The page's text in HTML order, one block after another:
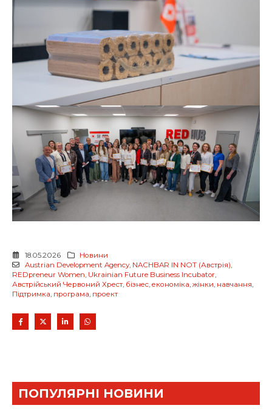
18.05.2026
Новини
Austrian Development Agency, NACHBAR IN NOT (Австрія),
REDpreneur Women, Ukrainian Future Business Incubator,
Австрійський Червоний Хрест, бізнес, економіка, жінки, навчання,
Підтримка, програма, проект
ПОПУЛЯРНІ НОВИНИ